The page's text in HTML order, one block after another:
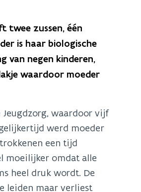
twee zussen, één
is haar biologische
van negen kinderen,
waardoor moeder
waardoor vijf
werd moeder
een tijd
moeilijker omdat alle
heel druk wordt. De
leiden maar verliest